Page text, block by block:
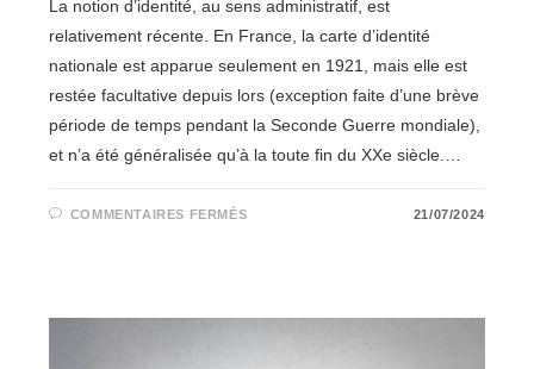
La notion d’identité, au sens administratif, est
relativement récente. En France, la carte d’identité
nationale est apparue seulement en 1921, mais elle est
restée facultative depuis lors (exception faite d’une brève
période de temps pendant la Seconde Guerre mondiale),
et n’a été généralisée qu’à la toute fin du XXe siècle.…
COMMENTAIRES FERMÉSSUR
21/07/2024